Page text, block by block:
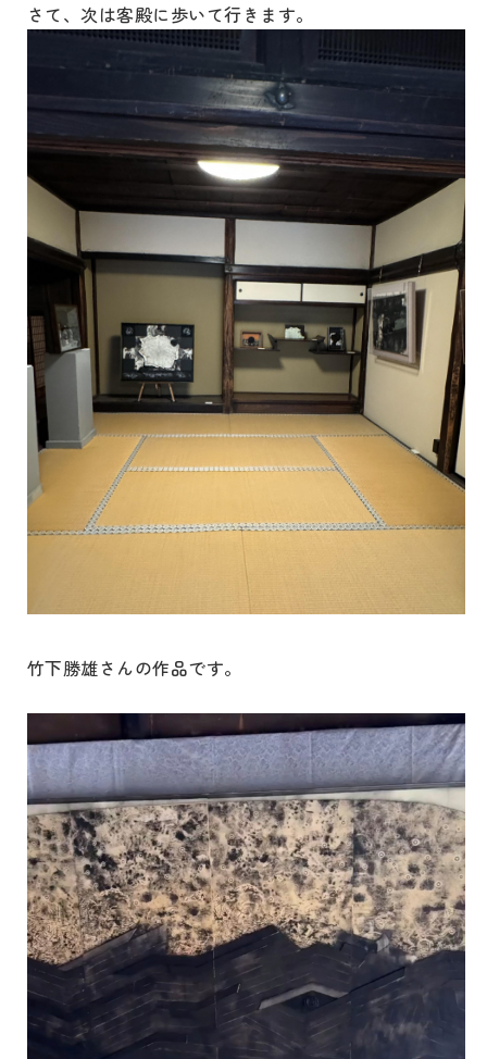
さて、次は客殿に歩いて行きます。
竹下勝雄さんの作品です。